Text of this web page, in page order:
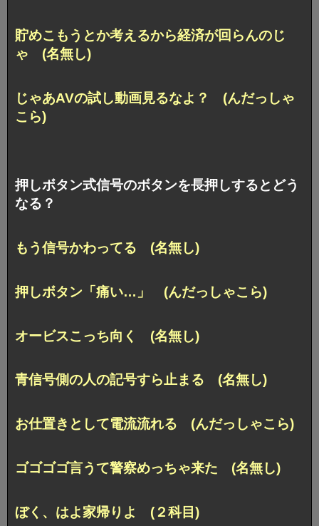
貯めこもうとか考えるから経済が回らんのじ
ゃ (名無し)
じゃあAVの試し動画見るなよ？ (んだっしゃ
こら)
押しボタン式信号のボタンを長押しするとどう
なる？
もう信号かわってる (名無し)
押しボタン「痛い…」 (んだっしゃこら)
オービスこっち向く (名無し)
青信号側の人の記号すら止まる (名無し)
お仕置きとして電流流れる (んだっしゃこら)
ゴゴゴゴ言うて警察めっちゃ来た (名無し)
ぼく、はよ家帰りよ (２科目)